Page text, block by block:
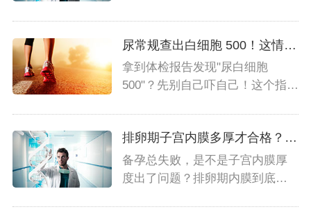
尿常规查出白细胞 500！这情况到底有多严重？
拿到体检报告发现"尿白细胞
500"？先别自己吓自己！这个指标
排卵期子宫内膜多厚才合格？看完秒变“懂行选手”
备孕总失败，是不是子宫内膜厚
度出了问题？排卵期内膜到底多